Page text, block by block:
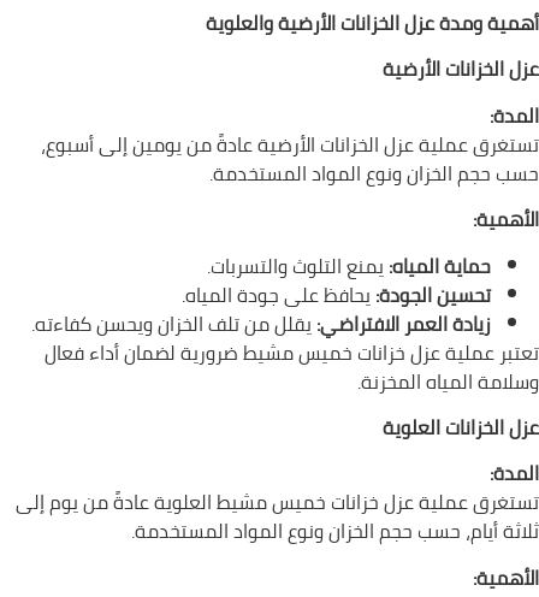
أهمية ومدة عزل الخزانات الأرضية والعلوية
عزل الخزانات الأرضية
المدة:
تستغرق عملية عزل الخزانات الأرضية عادةً من يومين إلى أسبوع،
حسب حجم الخزان ونوع المواد المستخدمة.
الأهمية:
حماية المياه: يمنع التلوث والتسربات.
تحسين الجودة: يحافظ على جودة المياه.
زيادة العمر الافتراضي: يقلل من تلف الخزان ويحسن كفاءته.
تعتبر عملية عزل خزانات خميس مشيط ضرورية لضمان أداء فعال
وسلامة المياه المخزنة.
عزل الخزانات العلوية
المدة:
تستغرق عملية عزل خزانات خميس مشيط العلوية عادةً من يوم إلى
ثلاثة أيام، حسب حجم الخزان ونوع المواد المستخدمة.
الأهمية: